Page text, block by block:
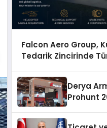
Falcon Aero Group,
Tedarik Zincirinde
Derya
Prohunt